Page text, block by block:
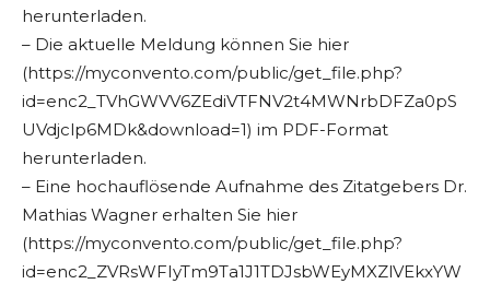
herunterladen.
– Die aktuelle Meldung können Sie hier
(https://myconvento.com/public/get_file.php?
id=enc2_TVhGWVV6ZEdiVTFNV2t4MWNrbDFZa0pS
UVdjclp6MDk&download=1) im PDF-Format
herunterladen.
– Eine hochauflösende Aufnahme des Zitatgebers Dr.
Mathias Wagner erhalten Sie hier
(https://myconvento.com/public/get_file.php?
id=enc2_ZVRsWFIyTm9Ta1J1TDJsbWEyMXZlVEkxYW